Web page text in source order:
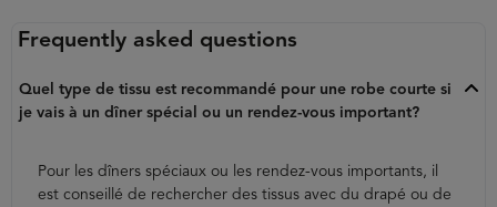
Frequently asked questions
Quel type de tissu est recommandé pour une robe courte si
je vais à un dîner spécial ou un rendez-vous important?
Pour les dîners spéciaux ou les rendez-vous importants, il
est conseillé de rechercher des tissus avec du drapé ou de